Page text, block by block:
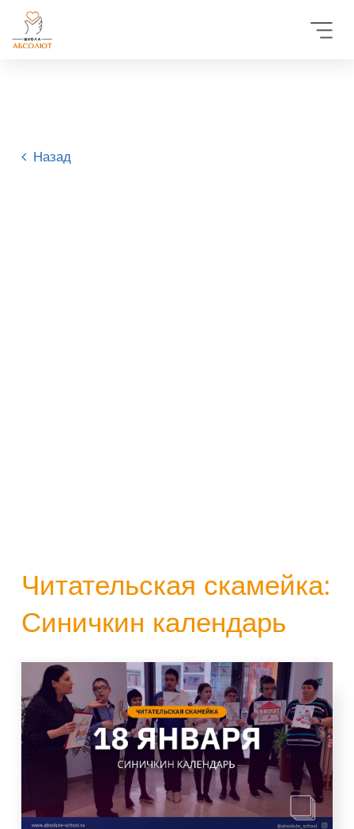
Назад
Читательская скамейка:
Синичкин календарь